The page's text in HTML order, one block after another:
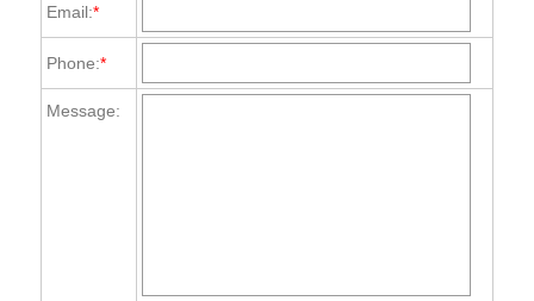
Email:*
Phone:*
Message: